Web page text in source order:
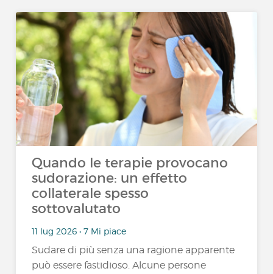
Quando le terapie provocano
sudorazione: un effetto
collaterale spesso
sottovalutato
11 lug 2026 • 7 Mi piace
Sudare di più senza una ragione apparente
può essere fastidioso. Alcune persone